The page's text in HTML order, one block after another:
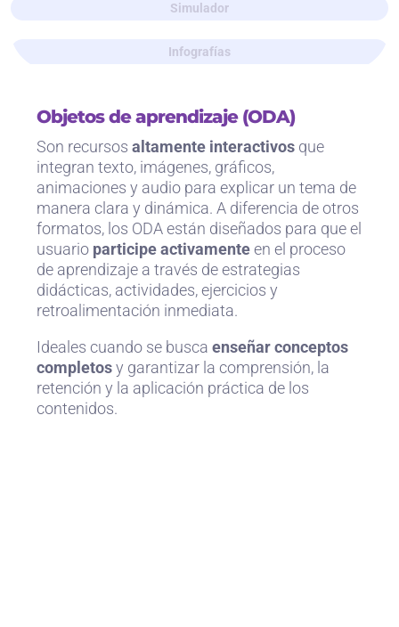
Simulador
Infografías
Objetos de aprendizaje (ODA)
Son recursos altamente interactivosque
integran texto, imágenes, gráficos,
animaciones y audio para explicar un tema de
manera clara y dinámica. A diferencia de otros
formatos, los ODA están diseñados para que el
usuario participe activamenteen el proceso
de aprendizaje a través de estrategias
didácticas, actividades, ejercicios y
retroalimentación inmediata.
Ideales cuando se busca enseñar conceptos
completosy garantizar la comprensión, la
retención y la aplicación práctica de los
contenidos.